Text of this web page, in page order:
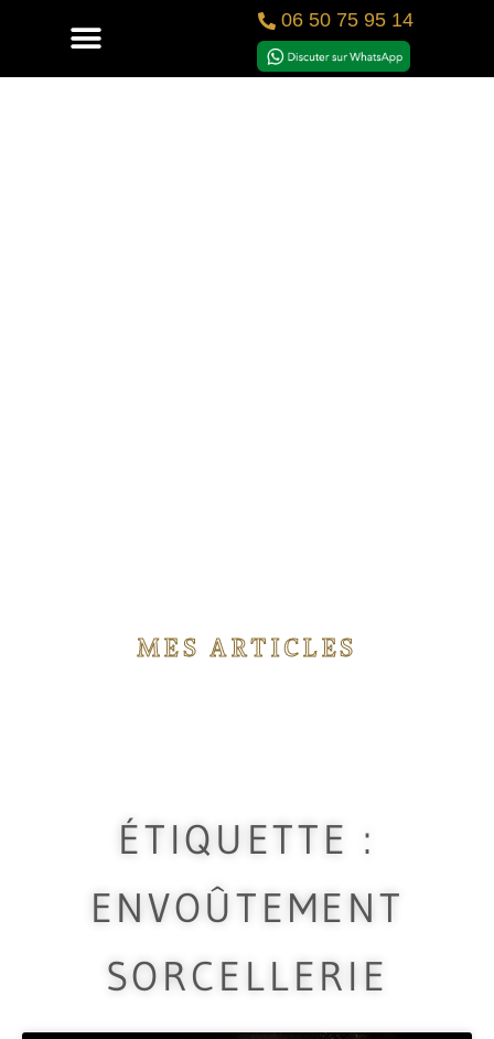
06 50 75 95 14
MES ARTICLES
ÉTIQUETTE :
ENVOÛTEMENT
SORCELLERIE